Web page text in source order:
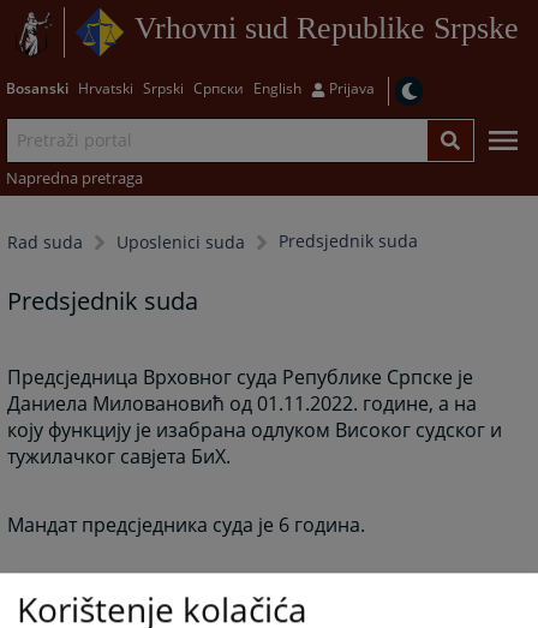
Vrhovni sud Republike Srpske
Bosanski Hrvatski Srpski Српски English Prijava
Napredna pretraga
Rad suda Uposlenici suda Predsjednik suda
Predsjednik suda
Предсједница Врховног суда Републике Српске је
Даниела Миловановић од 01.11.2022. године, а на
коју функцију је изабрана одлуком Високог судског и
тужилачког савјета БиХ.
Мандат предсједника суда је 6 година.
Korištenje kolačića